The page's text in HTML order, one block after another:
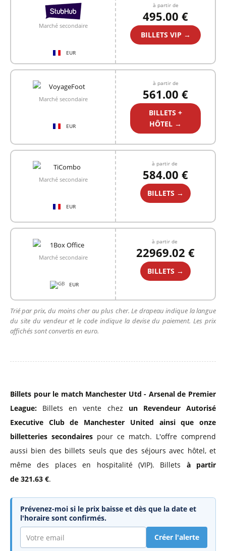
Marché secondaire
EUR
à partir de
495.00 €
BILLETS VIP →
Marché secondaire
EUR
à partir de
561.00 €
BILLETS +
HÔTEL →
Marché secondaire
EUR
à partir de
584.00 €
BILLETS →
Marché secondaire
+1 EUR
à partir de
22969.02 €
BILLETS →
Trié par prix, du moins cher au plus cher. Le drapeau indique la langue
du site du vendeur et le code indique la devise du paiement. Les prix
affichés sont convertis en euro.
Billets pour le match Manchester Utd - Arsenal de Premier
League: Billets en vente chez un Revendeur Autorisé
Executive Club de Manchester United ainsi que onze
billetteries secondaires pour ce match. L'offre comprend
aussi bien des billets seuls que des séjours avec hôtel, et
même des places en hospitalité (VIP). Billets à partir
de 321.63 €.
Prévenez-moi si le prix baisse et dès que la date et
l'horaire sont confirmés.
Créer l'alerte